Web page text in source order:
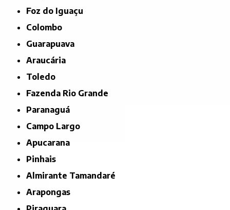
Foz do Iguaçu
Colombo
Guarapuava
Araucária
Toledo
Fazenda Rio Grande
Paranaguá
Campo Largo
Apucarana
Pinhais
Almirante Tamandaré
Arapongas